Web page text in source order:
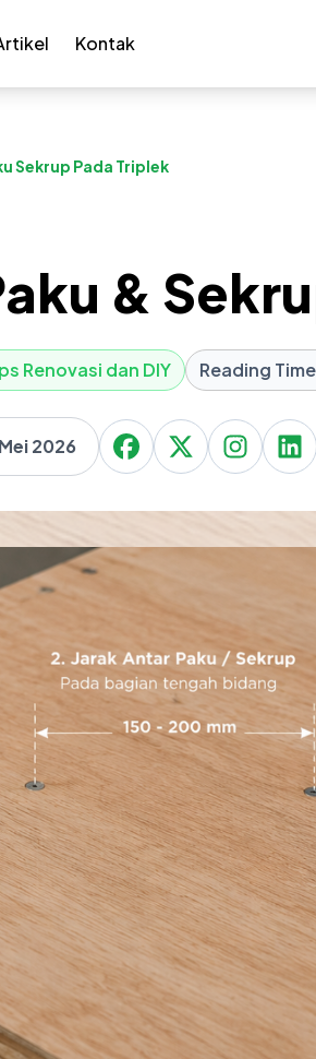
Kontak
Sekrup Pada Triplek
&
Renovasi dan DIY Reading
2026